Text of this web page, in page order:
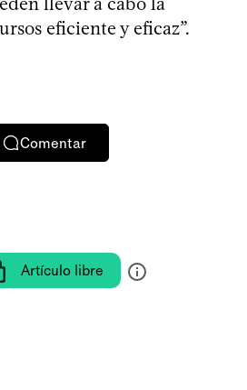
eficiente y eficaz”.
Comentar
Artículo libre